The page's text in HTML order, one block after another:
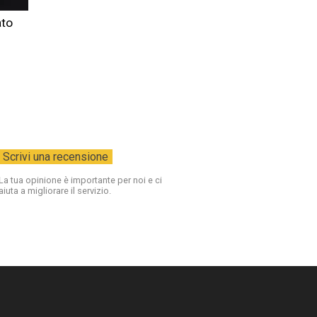
La tua opinione è importante per noi e ci
aiuta a migliorare il servizio.